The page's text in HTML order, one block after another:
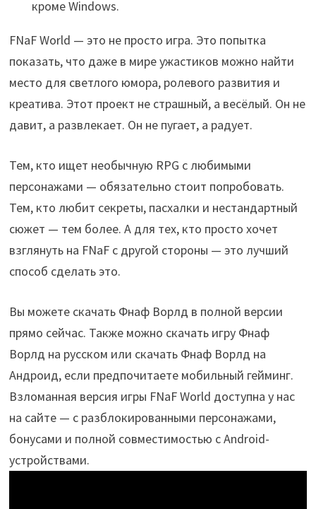
кроме Windows.
FNaF World — это не просто игра. Это попытка
показать, что даже в мире ужастиков можно найти
место для светлого юмора, ролевого развития и
креатива. Этот проект не страшный, а весёлый. Он не
давит, а развлекает. Он не пугает, а радует.
Тем, кто ищет необычную RPG с любимыми
персонажами — обязательно стоит попробовать.
Тем, кто любит секреты, пасхалки и нестандартный
сюжет — тем более. А для тех, кто просто хочет
взглянуть на FNaF с другой стороны — это лучший
способ сделать это.
Вы можете скачать Фнаф Ворлд в полной версии
прямо сейчас. Также можно скачать игру Фнаф
Ворлд на русском или скачать Фнаф Ворлд на
Андроид, если предпочитаете мобильный гейминг.
Взломанная версия игры FNaF World доступна у нас
на сайте — с разблокированными персонажами,
бонусами и полной совместимостью с Android-
устройствами.